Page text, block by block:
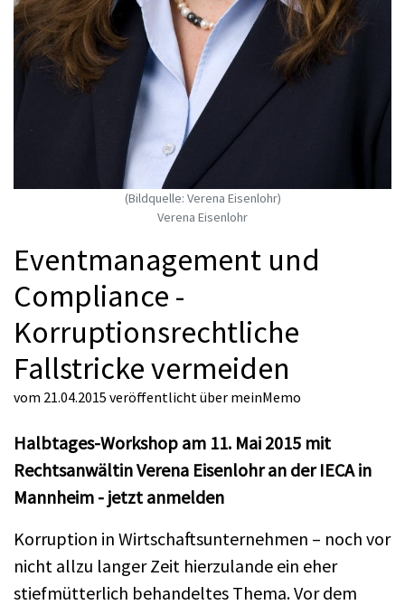
(Bildquelle: Verena Eisenlohr)
Verena Eisenlohr
Eventmanagement und
Compliance -
Korruptionsrechtliche
Fallstricke vermeiden
vom 21.04.2015 veröffentlicht über meinMemo
Halbtages-Workshop am 11. Mai 2015 mit
Rechtsanwältin Verena Eisenlohr an der IECA in
Mannheim - jetzt anmelden
Korruption in Wirtschaftsunternehmen – noch vor
nicht allzu langer Zeit hierzulande ein eher
stiefmütterlich behandeltes Thema. Vor dem